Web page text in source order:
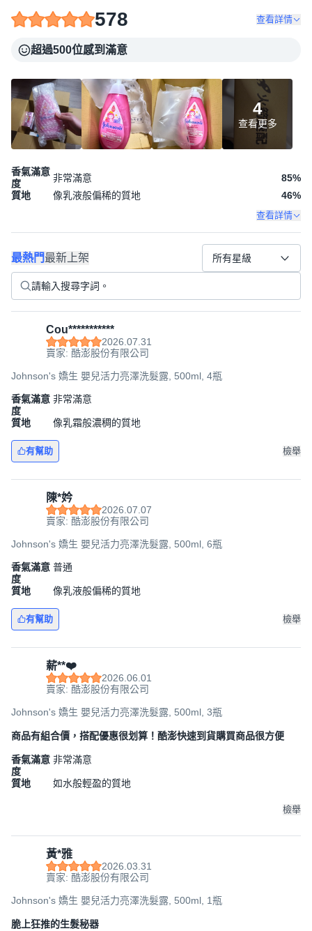
578 查看詳情
超過500位感到滿意
4
查看更多
香氣滿意
度
非常滿意 85%
質地
像乳液般偏稀的質地 46%
查看詳情
最熱門最新上架 所有星級
Cou***********
2026.07.31
賣家: 酷澎股份有限公司
Johnson's 嬌生 嬰兒活力亮澤洗髮露, 500ml, 4瓶
香氣滿意
度
非常滿意
質地 像乳霜般濃稠的質地
有幫助 檢舉
陳*妗
2026.07.07
賣家: 酷澎股份有限公司
Johnson's 嬌生 嬰兒活力亮澤洗髮露, 500ml, 6瓶
香氣滿意
度
普通
質地 像乳液般偏稀的質地
有幫助 檢舉
薪**❤️
2026.06.01
賣家: 酷澎股份有限公司
Johnson's 嬌生 嬰兒活力亮澤洗髮露, 500ml, 3瓶
商品有組合價，搭配優惠很划算！酷澎快速到貨購買商品很方便
香氣滿意
度
非常滿意
質地 如水般輕盈的質地
檢舉
黃*雅
2026.03.31
賣家: 酷澎股份有限公司
Johnson's 嬌生 嬰兒活力亮澤洗髮露, 500ml, 1瓶
脆上狂推的生髮秘器